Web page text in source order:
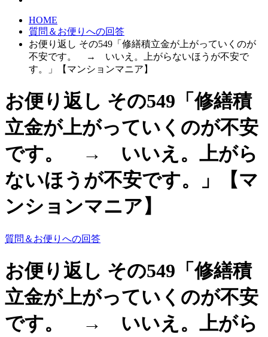
HOME
質問＆お便りへの回答
お便り返し その549「修繕積立金が上がっていくのが
不安です。 → いいえ。上がらないほうが不安で
す。」【マンションマニア】
お便り返し その549「修繕積
立金が上がっていくのが不安
です。 → いいえ。上がら
ないほうが不安です。」【マ
ンションマニア】
質問＆お便りへの回答
お便り返し その549「修繕積
立金が上がっていくのが不安
です。 → いいえ。上がら